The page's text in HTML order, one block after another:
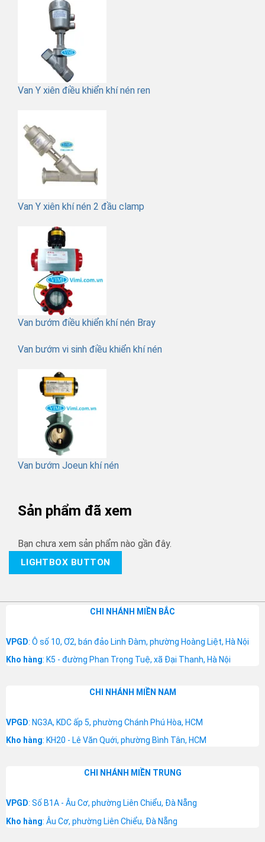
Van Y xiên điều khiển khí nén ren
Van Y xiên khí nén 2 đầu clamp
Van bướm điều khiển khí nén Bray
Van bướm vi sinh điều khiển khí nén
Van bướm Joeun khí nén
Sản phẩm đã xem
Bạn chưa xem sản phẩm nào gần đây.
LIGHTBOX BUTTON
CHI NHÁNH MIỀN BẮC
VPGD: Ô số 10, Ơ2, bán đảo Linh Đàm, phường Hoàng Liệt, Hà Nội
Kho hàng: K5 - đường Phan Trọng Tuệ, xã Đại Thanh, Hà Nội
CHI NHÁNH MIỀN NAM
VPGD: NG3A, KDC ấp 5, phường Chánh Phú Hòa, HCM
Kho hàng: KH20 - Lê Văn Quới, phường Bình Tân, HCM
CHI NHÁNH MIỀN TRUNG
VPGD: Số B1A - Âu Cơ, phường Liên Chiểu, Đà Nẵng
Kho hàng: Âu Cơ, phường Liên Chiểu, Đà Nẵng